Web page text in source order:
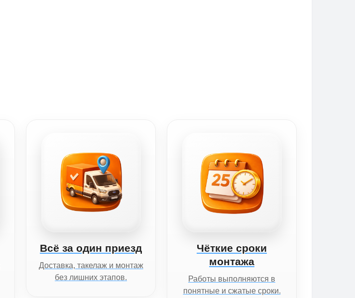
Всё за один приезд
Доставка, такелаж и монтаж
без лишних этапов.
Чёткие сроки
монтажа
Работы выполняются в
понятные и сжатые сроки.